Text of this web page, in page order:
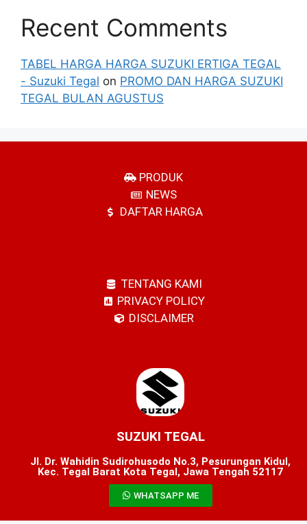
Recent Comments
TABEL HARGA HARGA SUZUKI ERTIGA TEGAL
- Suzuki Tegal on PROMO DAN HARGA SUZUKI
TEGAL BULAN AGUSTUS
PRODUK
NEWS
DAFTAR HARGA
TENTANG KAMI
PRIVACY POLICY
DISCLAIMER
SUZUKI TEGAL
Jl. Dr. Wahidin Sudirohusodo No.3, Pesurungan Kidul,
Kec. Tegal Barat Kota Tegal, Jawa Tengah 52117
WHATSAPP ME